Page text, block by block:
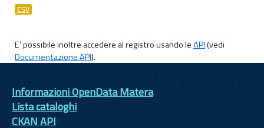
CSV
E' possibile inoltre accedere al registro usando leAPI(vedi
Documentazione API).
Informazioni OpenData Matera
Lista cataloghi
CKAN API